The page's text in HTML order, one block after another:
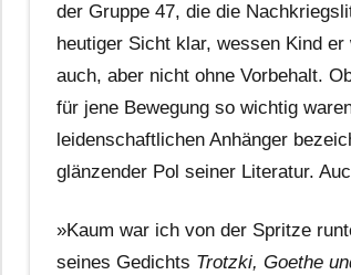
der Gruppe 47, die die
heutiger Sicht klar, wessen Kind
auch, aber nicht ohne Vorbehalt.
für jene Bewegung so wichtig
leidenschaftlichen Anhänger
glänzender Pol seiner Literatur.
»Kaum war ich von der Spritze
seines Gedichts Trotzki, Goethe